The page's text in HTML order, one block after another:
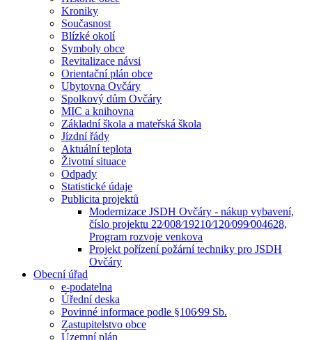
Kroniky
Současnost
Blízké okolí
Symboly obce
Revitalizace návsi
Orientační plán obce
Ubytovna Ovčáry
Spolkový dům Ovčáry
MIC a knihovna
Základní škola a mateřská škola
Jízdní řády
Aktuální teplota
Životní situace
Odpady
Statistické údaje
Publicita projektů
Modernizace JSDH Ovčáry - nákup vybavení,
číslo projektu 22⁄008⁄19210⁄120⁄099⁄004628,
Program rozvoje venkova
Projekt pořízení požární techniky pro JSDH
Ovčáry
Obecní úřad
e-podatelna
Úřední deska
Povinné informace podle §106⁄99 Sb.
Zastupitelstvo obce
Územní plán